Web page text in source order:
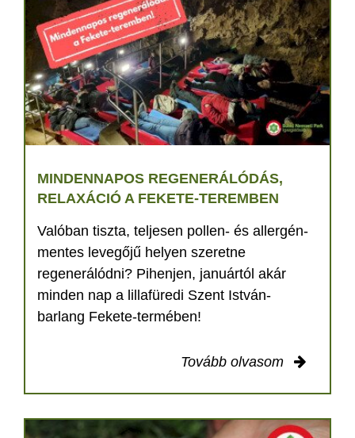
MINDENNAPOS REGENERÁLÓDÁS,
RELAXÁCIÓ A FEKETE-TEREMBEN
Valóban tiszta, teljesen pollen- és allergén-
mentes levegőjű helyen szeretne
regenerálódni? Pihenjen, januártól akár
minden nap a lillafüredi Szent István-
barlang Fekete-termében!
Tovább olvasom